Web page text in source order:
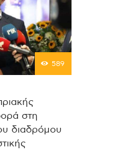
589
στη
διαδρόμου